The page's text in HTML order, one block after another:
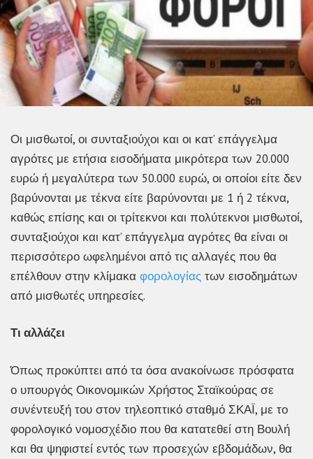
Οι μισθωτοί, οι συνταξιούχοι και οι κατ’ επάγγελμα
αγρότες με ετήσια εισοδήματα μικρότερα των 20.000
ευρώ ή μεγαλύτερα των 50.000 ευρώ, οι οποίοι είτε δεν
βαρύνονται με τέκνα είτε βαρύνονται με 1 ή 2 τέκνα,
καθώς επίσης και οι τρίτεκνοι και πολύτεκνοι μισθωτοί,
συνταξιούχοι και κατ’ επάγγελμα αγρότες θα είναι οι
περισσότερο ωφελημένοι από τις αλλαγές που θα
επέλθουν στην κλίμακα φορολογίας των εισοδημάτων
από μισθωτές υπηρεσίες.
Τι αλλάζει
Όπως προκύπτει από τα όσα ανακοίνωσε πρόσφατα
ο υπουργός Οικονομικών Χρήστος Σταϊκούρας σε
συνέντευξή του στον τηλεοπτικό σταθμό ΣΚΑΪ, με το
φορολογικό νομοσχέδιο που θα κατατεθεί στη Βουλή
και θα ψηφιστεί εντός των προσεχών εβδομάδων, θα